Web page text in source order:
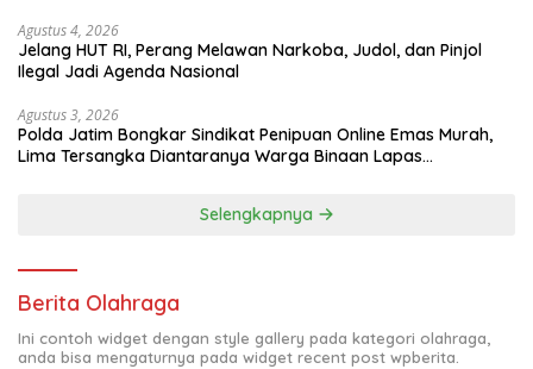
Agustus 4, 2026
Jelang HUT RI, Perang Melawan Narkoba, Judol, dan Pinjol
Ilegal Jadi Agenda Nasional
Agustus 3, 2026
Polda Jatim Bongkar Sindikat Penipuan Online Emas Murah,
Lima Tersangka Diantaranya Warga Binaan Lapas
Selengkapnya
Berita Olahraga
Ini contoh widget dengan style gallery pada kategori olahraga,
anda bisa mengaturnya pada widget recent post wpberita.